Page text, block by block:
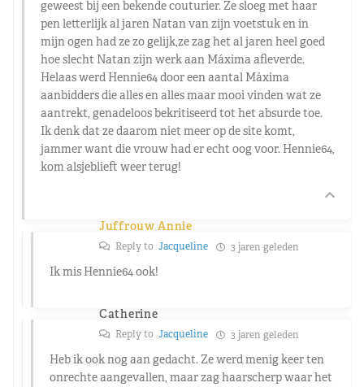
geweest bij een bekende couturier. Ze sloeg met haar
pen letterlijk al jaren Natan van zijn voetstuk en in
mijn ogen had ze zo gelijk,ze zag het al jaren heel goed
hoe slecht Natan zijn werk aan Máxima afleverde.
Helaas werd Hennie64 door een aantal Máxima
aanbidders die alles en alles maar mooi vinden wat ze
aantrekt, genadeloos bekritiseerd tot het absurde toe.
Ik denk dat ze daarom niet meer op de site komt,
jammer want die vrouw had er echt oog voor. Hennie64,
kom alsjeblieft weer terug!
Juffrouw Annie
Reply to Jacqueline 3 jaren geleden
Ik mis Hennie64 ook!
Catherine
Reply to Jacqueline 3 jaren geleden
Heb ik ook nog aan gedacht. Ze werd menig keer ten
onrechte aangevallen, maar zag haarscherp waar het